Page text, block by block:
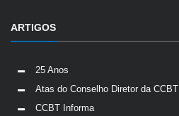
ARTIGOS
25 Anos
Atas do Conselho Diretor da CCBT
CCBT Informa